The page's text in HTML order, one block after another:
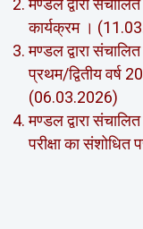
मण्‍डल द्वारा संचालित
कार्यक्रम ।
मण्‍डल द्वारा
प्रथम/द्वितीय वर्ष
(06.03.2026)
मण्‍डल द्वारा
परीक्षा का